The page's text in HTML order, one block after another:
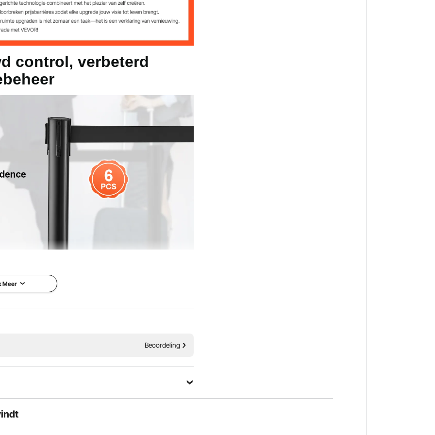
inch / φ63 x 855 mm
3,15 inch / φ345 x 80 mm
x 1,89 inch / 2000 x 48 mm
inch / φ345 x 930 mm
control, verbeterd
Een oplossing bij uitstek voor efficiënt ruimtebeheer,
en langdurige prestaties biedt.
Meer
Beoordeling